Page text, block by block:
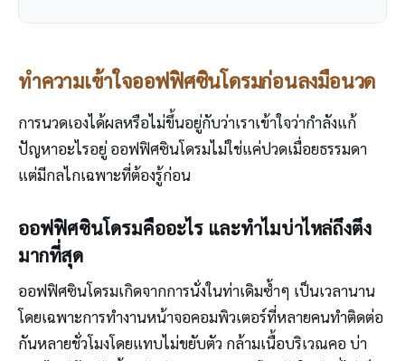
ทำความเข้าใจออฟฟิศซินโดรมก่อนลงมือนวด
การนวดเองได้ผลหรือไม่ขึ้นอยู่กับว่าเราเข้าใจว่ากำลังแก้
ปัญหาอะไรอยู่ ออฟฟิศซินโดรมไม่ใช่แค่ปวดเมื่อยธรรมดา
แต่มีกลไกเฉพาะที่ต้องรู้ก่อน
ออฟฟิศซินโดรมคืออะไร และทำไมบ่าไหล่ถึงตึง
มากที่สุด
ออฟฟิศซินโดรมเกิดจากการนั่งในท่าเดิมซ้ำๆ เป็นเวลานาน
โดยเฉพาะการทำงานหน้าจอคอมพิวเตอร์ที่หลายคนทำติดต่อ
กันหลายชั่วโมงโดยแทบไม่ขยับตัว กล้ามเนื้อบริเวณคอ บ่า